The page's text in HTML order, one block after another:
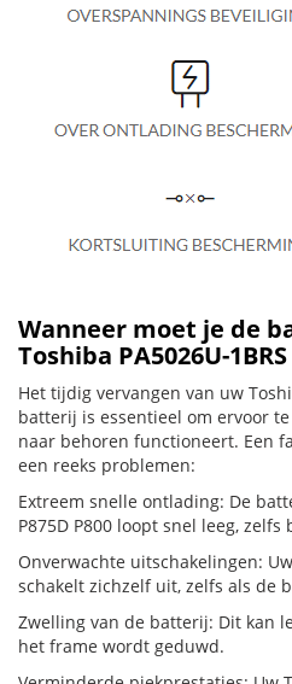
Wanneer moet je de
Toshiba PA5026U-
Het tijdig vervangen van uw
batterij is essentieel om ervoor
naar behoren functioneert. Een
een reeks problemen:
Extreem snelle ontlading: De
P875D P800 loopt snel leeg,
Onverwachte uitschakelingen:
schakelt zichzelf uit, zelfs als de
Zwelling van de batterij: Dit kan
het frame wordt geduwd.